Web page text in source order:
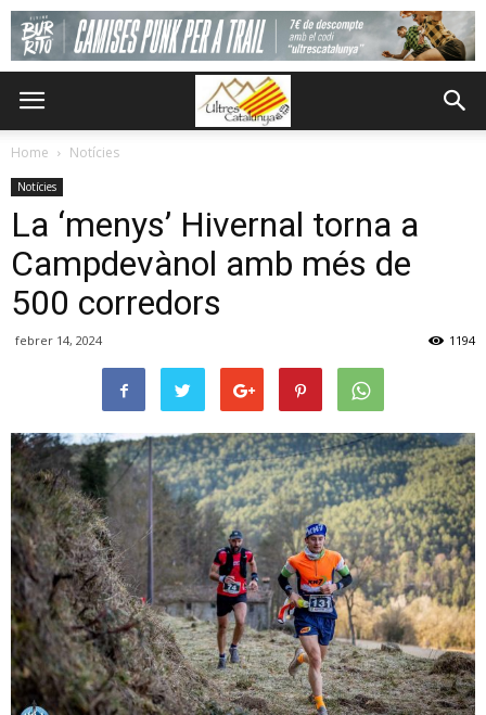
Home Notícies
Notícies
La ‘menys’ Hivernal torna a
Campdevànol amb més de
500 corredors
febrer 14, 2024 1194